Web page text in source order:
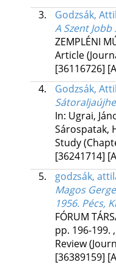
3.
Godzsák,
A Szent
ZEMPLÉNI
Article
[36116726]
4.
Godzsák,
In: Ugrai,
Sárospatak,
Study
[36241714]
5.
godzsák,
Magos
1956. Pécs,
FÓRUM
pp. 196-199.
Review
[36389159]